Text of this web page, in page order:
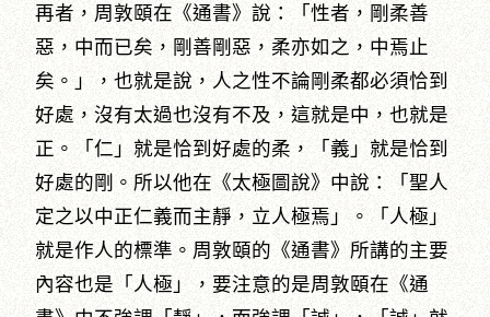
再者，周敦頤在《通書》說：「性者，剛柔善
惡，中而已矣，剛善剛惡，柔亦如之，中焉止
矣。」，也就是說，人之性不論剛柔都必須恰到
好處，沒有太過也沒有不及，這就是中，也就是
正。「仁」就是恰到好處的柔，「義」就是恰到
好處的剛。所以他在《太極圖說》中說：「聖人
定之以中正仁義而主靜，立人極焉」。「人極」
就是作人的標準。周敦頤的《通書》所講的主要
內容也是「人極」，要注意的是周敦頤在《通